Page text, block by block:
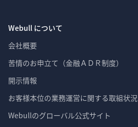
Webull について
会社概要
苦情のお申立て（金融ＡＤＲ制度）
開示情報
お客様本位の業務運営に関する取組状況
Webullのグローバル公式サイト